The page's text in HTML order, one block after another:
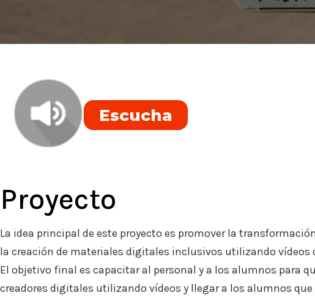
Escucha
Proyecto
La idea principal de este proyecto es promover la
la creación de materiales digitales inclusivos utilizando
El objetivo final es capacitar al personal y a los alumnos para
creadores digitales utilizando vídeos y llegar a los alumnos